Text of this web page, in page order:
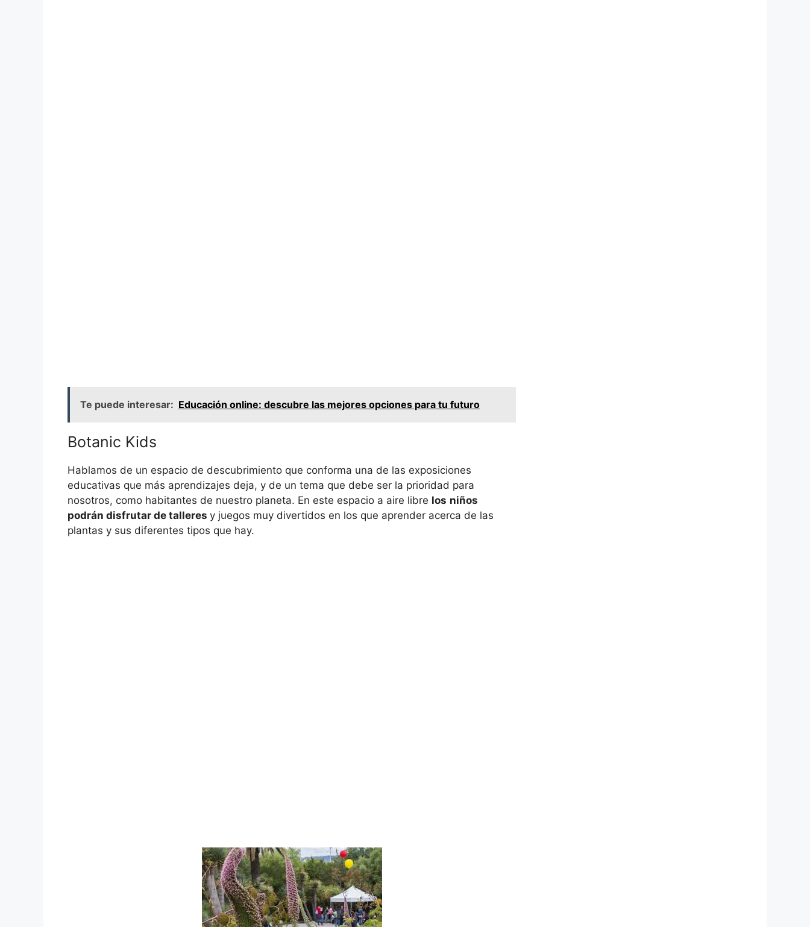
Te puede interesar: Educación online: descubre las mejores opciones para tu futuro
Botanic Kids
Hablamos de un espacio de descubrimiento que conforma una de las exposiciones
educativas que más aprendizajes deja, y de un tema que debe ser la prioridad para
nosotros, como habitantes de nuestro planeta. En este espacio a aire libre los niños
podrán disfrutar de talleres y juegos muy divertidos en los que aprender acerca de las
plantas y sus diferentes tipos que hay.